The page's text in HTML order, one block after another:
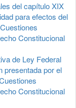
del capítulo XIX
para efectos del
Cuestiones
Constitucional
de Ley Federal
presentada por el
Constitucional